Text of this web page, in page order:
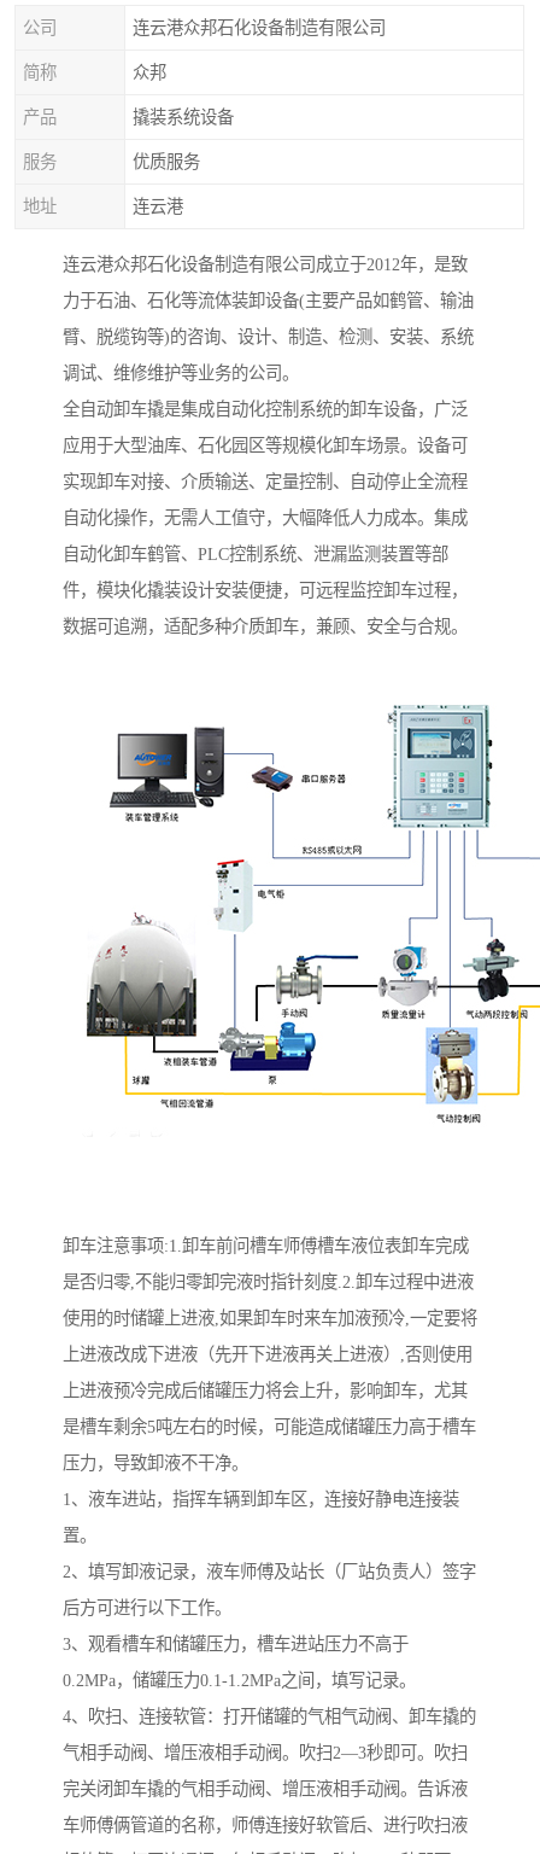
公司 连云港众邦石化设备制造有限公司
简称 众邦
产品 撬装系统设备
服务 优质服务
地址 连云港
连云港众邦石化设备制造有限公司成立于2012年，是致
力于石油、石化等流体装卸设备(主要产品如鹤管、输油
臂、脱缆钩等)的咨询、设计、制造、检测、安装、系统
调试、维修维护等业务的公司。
全自动卸车撬是集成自动化控制系统的卸车设备，广泛
应用于大型油库、石化园区等规模化卸车场景。设备可
实现卸车对接、介质输送、定量控制、自动停止全流程
自动化操作，无需人工值守，大幅降低人力成本。集成
自动化卸车鹤管、PLC控制系统、泄漏监测装置等部
件，模块化撬装设计安装便捷，可远程监控卸车过程，
数据可追溯，适配多种介质卸车，兼顾、安全与合规。
卸车注意事项:1.卸车前问槽车师傅槽车液位表卸车完成
是否归零,不能归零卸完液时指针刻度.2.卸车过程中进液
使用的时储罐上进液,如果卸车时来车加液预冷,一定要将
上进液改成下进液（先开下进液再关上进液）,否则使用
上进液预冷完成后储罐压力将会上升，影响卸车，尤其
是槽车剩余5吨左右的时候，可能造成储罐压力高于槽车
压力，导致卸液不干净。
1、液车进站，指挥车辆到卸车区，连接好静电连接装
置。
2、填写卸液记录，液车师傅及站长（厂站负责人）签字
后方可进行以下工作。
3、观看槽车和储罐压力，槽车进站压力不高于
0.2MPa，储罐压力0.1-1.2MPa之间，填写记录。
4、吹扫、连接软管：打开储罐的气相气动阀、卸车撬的
气相手动阀、增压液相手动阀。吹扫2—3秒即可。吹扫
完关闭卸车撬的气相手动阀、增压液相手动阀。告诉液
车师傅俩管道的名称，师傅连接好软管后、进行吹扫液